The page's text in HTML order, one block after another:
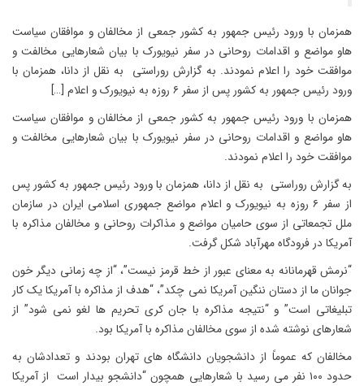
همزمان با ورود رئیس جمهور به کشور جمعی از مخالفان و موافقان سیاست
هاو مواضع و اقدامات روحانی در سفر نیویورک با بیان شعارهایی مخالفت و
موافقت خود را اعلام نمودند. به گزارش روراستی به نقل از دانا، همزمان با
ورود رئیس جمهور به کشور پس از سفر ۶ روزه به نیویورک و اعلام […]
همزمان با ورود رئیس جمهور به کشور جمعی از مخالفان و موافقان سیاست
هاو مواضع و اقدامات روحانی در سفر نیویورک با بیان شعارهایی مخالفت و
موافقت خود را اعلام نمودند.
به گزارش روراستی به نقل از دانا، همزمان با ورود رئیس جمهور به کشور پس
از سفر ۶ روزه به نیویورک و اعلام مواضع جمهوری اسلامی ایران در سازمان
ملل تجمعاتی از سوی حامیان مواضع و مذاکرات روحانی و مخالفان مذاکره با
آمریکا در فرودگاه مهرآباد شکل گرفت.
“نرمش قهرمانانه به معنای عبور از خط قرمز نیست”، “از چه زمانی دیگر خون
جوانان ما از دستان ننگین آمریکا نمی چکد”، “هدف از مذاکره با آمریکا یک کار
تبلیغاتی است” و “نتیجه مذاکره با جان کری تحریم ها لغو نمی شود” از
شعارهای نوشته شده از سوی مخالفان مذاکره با آمریکا بود.
مخالفان که عموماً از دانشجویان دانشگاه های تهران بودند و تعدادشان به
حدود ۱۰۰ نفر می رسید با شعارهایی همچون “دانشجو بیدار است از آمریکا